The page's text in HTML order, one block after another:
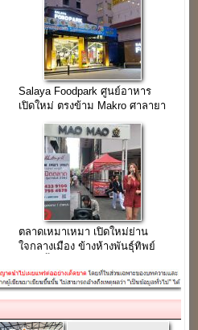
Salaya Foodpark ศูนย์อาหาร
เปิดใหม่ ตรงข้าม Makro ศาลายา
ตลาดเหมาเหมา เปิดใหม่ย่าน
ใจกลางเมือง ข้างห้างพันธุ์ทิพย์